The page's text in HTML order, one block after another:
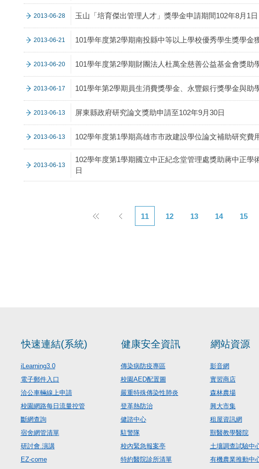
2013-06-28 玉山「培育傑出管理人才」獎學金申請期間102年8月1
2013-06-21 101學年度第2學期南投縣中等以上學校優秀學生獎學金
2013-06-20 101學年度第2學期財團法人杜萬全慈善公益基金會獎助
2013-06-17 101學年第2學期員生消費獎學金、永豐銀行獎學金與助
2013-06-13 屏東縣政府研究論文獎助申請至102年9月30日
2013-06-13 102學年度第1學期高雄市市政建設學位論文補助研究費
2013-06-13
102學年度第1學期國立中正紀念堂管理處獎助蔣中正
日
11 12 13 14 15
快速連結(系統)
iLearning3.0
電子郵件入口
洽公車輛線上申請
校園網路每日流量控管
斷網查詢
宿舍網管清單
研討會.演講
EZ-come
健康安全資訊
傳染病防疫專區
校園AED配置圖
嚴重特殊傳染性肺炎
登革熱防治
健諮中心
駐警隊
校內緊急報案亭
特約醫院診所清單
網站資源
影音網
實習商店
森林農場
興大市集
租屋資訊網
獸醫教學醫院
土壤調查試驗中
有機農業推動中